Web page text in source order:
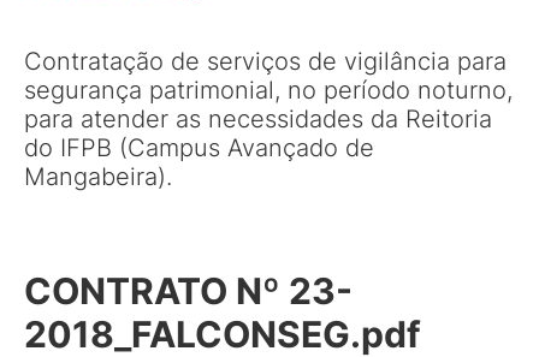
Contratação de serviços de vigilância para
segurança patrimonial, no período noturno,
para atender as necessidades da Reitoria
do IFPB (Campus Avançado de
Mangabeira).
CONTRATO Nº 23-
2018_FALCONSEG.pdf